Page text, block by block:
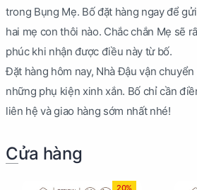
trong Bụng Mẹ. Bố đặt hàng ngay để
hai mẹ con thôi nào. Chắc chắn Mẹ sẽ
phúc khi nhận được điều này từ bố.
Đặt hàng hôm nay, Nhà Đậu vận
những phụ kiện xinh xắn. Bố chỉ cần
liên hệ và giao hàng sớm nhất nhé!
Cửa hàng
20%